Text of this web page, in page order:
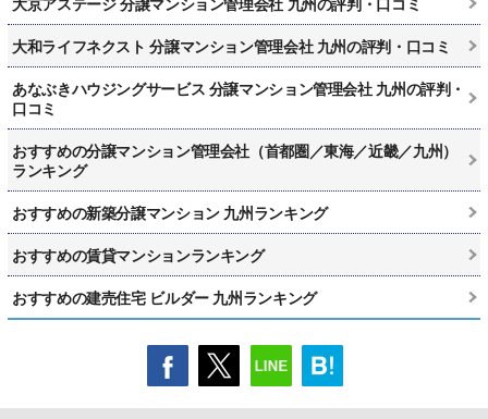
大和ライフネクスト 分譲マンション管理会社 九州の評判・口コミ
あなぶきハウジングサービス 分譲マンション管理会社 九州の評判・
口コミ
おすすめの分譲マンション管理会社（首都圏／東海／近畿／九州）
ランキング
おすすめの新築分譲マンション 九州ランキング
おすすめの賃貸マンションランキング
おすすめの建売住宅 ビルダー 九州ランキング